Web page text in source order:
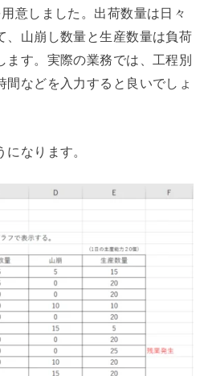
意しました。出荷数量は日々
、山崩し数量と生産数量は負荷
ます。実際の業務では、工程別
などを入力すると良いでしょ
なります。